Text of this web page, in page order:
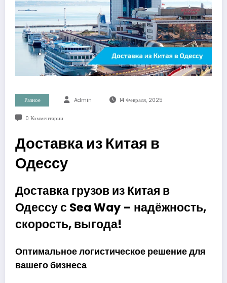
Разное Admin 14 Февраля, 2025
0 Комментарии
Доставка из Китая в
Одессу
Доставка грузов из Китая в
Одессу с Sea Way – надёжность,
скорость, выгода!
Оптимальное логистическое решение для
вашего бизнеса